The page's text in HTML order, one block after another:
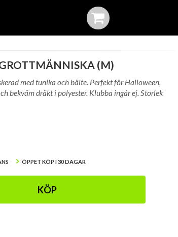
(M)
med tunika och bälte. Perfekt för Halloween,
bekväm dräkt i polyester. Klubba ingår ej. Storlek
ÖPPET KÖP I 30 DAGAR
KÖP